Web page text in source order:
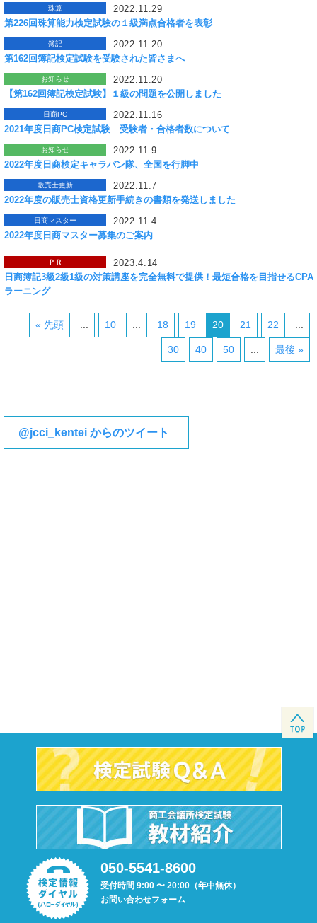
珠算
2022.11.29
第226回珠算能力検定試験の１級満点合格者を表彰
簿記
2022.11.20
第162回簿記検定試験を受験された皆さまへ
お知らせ
2022.11.20
【第162回簿記検定試験】１級の問題を公開しました
日商PC
2022.11.16
2021年度日商PC検定試験 受験者・合格者数について
お知らせ
2022.11.9
2022年度日商検定キャラバン隊、全国を行脚中
販売士更新
2022.11.7
2022年度の販売士資格更新手続きの書類を発送しました
日商マスター
2022.11.4
2022年度日商マスター募集のご案内
ＰＲ
2023.4.14
日商簿記3級2級1級の対策講座を完全無料で提供！最短合格を目指せるCPA
ラーニング
« 先頭 10 18 19 20 21 22
30 40 50 最後 »
@jcci_kentei からのツイート
050-5541-8600
受付時間 9:00 〜 20:00（年中無休）
お問い合わせフォーム